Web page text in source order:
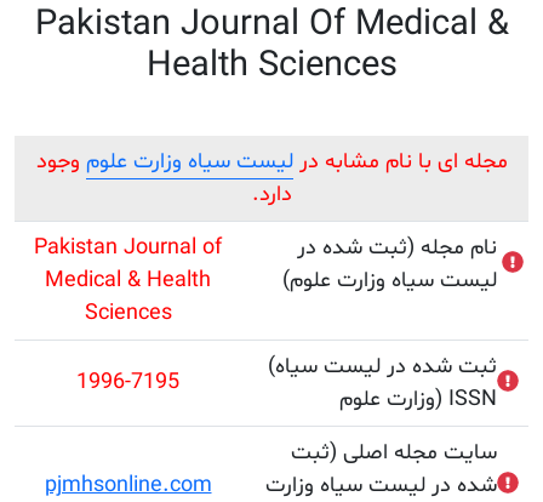
Pakistan Journal Of
Health Sciences
با نام مشابه در لیست سیاه وزارت علوموجود
Pakistan Journal of
Medical & Health
(ثبت شده در
وزارت علوم)
1996-7195
(ثبت شده در لیست سیاه
pjmhsonline.com
مجله اصلی (ثبت
لیست سیاه وزارت